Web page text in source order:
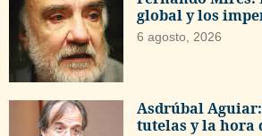
global y los
6 agosto, 2026
Asdrúbal
tutelas y la hora